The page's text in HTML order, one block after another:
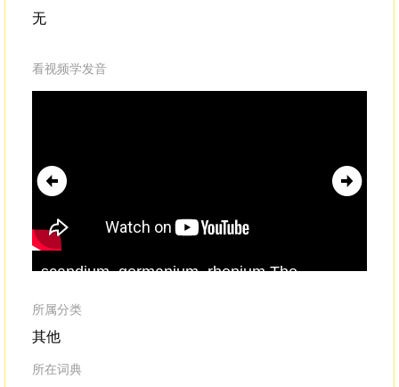
无
看视频学发音
scandium, germanium, rhenium.The
called
couldn't be isolated until it was synthesized
in a cyclotron in 1937,
所属分类
其他
所在词典